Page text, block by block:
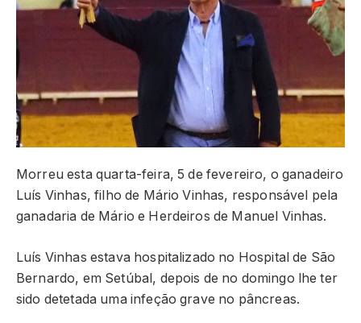
Morreu esta quarta-feira, 5 de fevereiro, o ganadeiro
Luís Vinhas, filho de Mário Vinhas, responsável pela
ganadaria de Mário e Herdeiros de Manuel Vinhas.
Luís Vinhas estava hospitalizado no Hospital de São
Bernardo, em Setúbal, depois de no domingo lhe ter
sido detetada uma infeção grave no pâncreas.